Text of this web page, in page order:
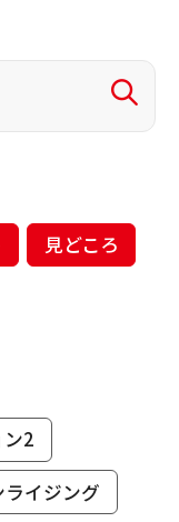
見どころ
2
イジング